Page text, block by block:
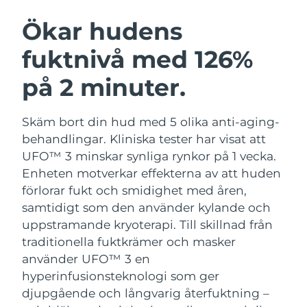
Ökar hudens
fuktnivå med 126%
på 2 minuter.
Skäm bort din hud med 5 olika anti-aging-
behandlingar. Kliniska tester har visat att
UFO™ 3 minskar synliga rynkor på 1 vecka.
Enheten motverkar effekterna av att huden
förlorar fukt och smidighet med åren,
samtidigt som den använder kylande och
uppstramande kryoterapi. Till skillnad från
traditionella fuktkrämer och masker
använder UFO™ 3 en
hyperinfusionsteknologi som ger
djupgående och långvarig återfuktning –
Ansiktsrengöring
Anti-aging massage
LUNA™ 4 Plus
Massage, LED heating
LUNA™ 4 Men
For men, anti-aging massage
Ansiktslyft
Microcurrent toning
BEAR™ 2 go
Microcurrent toning on-the-go
BEAR™ 2 eyes & lips
Microcurrent line smoothing device
Återfuktning
UFO™ 3-paket
Deep facial hydration
UFO™ 3 LED
Near-infrared and red light therapy
device
Munvård
issa™ 4
Hybrid silicone sonic toothbrush
issa™ 4 plus
Smart hybrid silicone sonic toothbrush
FAQ™ ANTI-AGING-BEHANDLING
Anti-aging LED-behandlingar
NEW
Österrike
Bahrain Förväntad leverans11/08/2026
Belgien Förväntad leverans
Bermuda Förväntad leverans 16/08/2026
Bosnien och
Hercegovina
Förväntad leverans 13/08/2026
Brunei Förväntad leverans15/08/2026
Bulgarien Förväntad leverans10/08/2026
Kanada Förväntad leverans
Chile Förväntad leverans14/08/2026